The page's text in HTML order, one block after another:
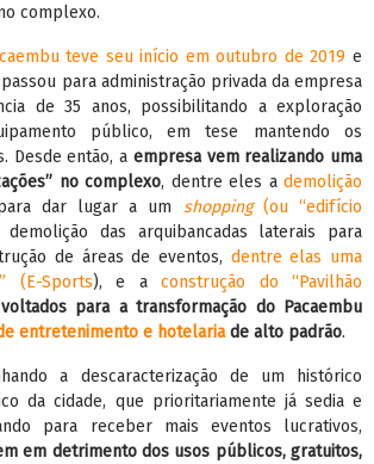
complexo.
teve seu início em outubro de 2019 e
para administração privada da empresa
de 35 anos, possibilitando a exploração
público, em tese mantendo os
Desde então, a empresa vem realizando uma
no complexo, dentre eles a demolição
dar lugar a um shopping(ou “edifício
das arquibancadas laterais para
de áreas de eventos, dentre elas uma
(E-Sports), e a construção do “Pavilhão
voltados para a transformação do Pacaembu
entretenimento e hotelaria de alto padrão.
a descaracterização de um histórico
da cidade, que prioritariamente já sedia e
para receber mais eventos lucrativos,
em detrimento dos usos públicos, gratuitos,